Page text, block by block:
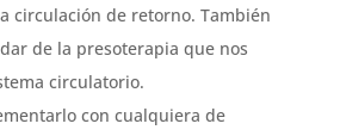
circulación de retorno. También
de la presoterapia que nos
circulatorio.
con cualquiera de